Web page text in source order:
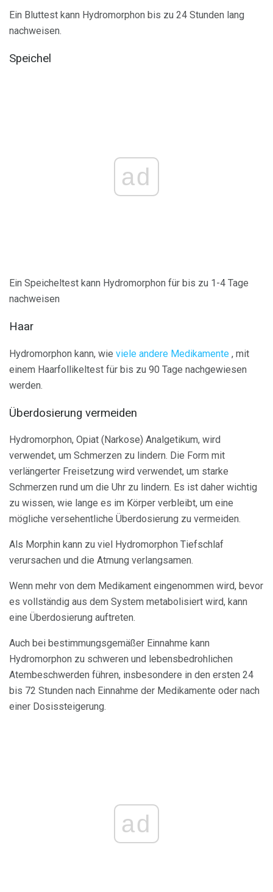
Ein Bluttest kann Hydromorphon bis zu 24 Stunden lang
nachweisen.
Speichel
ad
Ein Speicheltest kann Hydromorphon für bis zu 1-4 Tage
nachweisen
Haar
Hydromorphon kann, wie viele andere Medikamente , mit
einem Haarfollikeltest für bis zu 90 Tage nachgewiesen
werden.
Überdosierung vermeiden
Hydromorphon, Opiat (Narkose) Analgetikum, wird
verwendet, um Schmerzen zu lindern. Die Form mit
verlängerter Freisetzung wird verwendet, um starke
Schmerzen rund um die Uhr zu lindern. Es ist daher wichtig
zu wissen, wie lange es im Körper verbleibt, um eine
mögliche versehentliche Überdosierung zu vermeiden.
Als Morphin kann zu viel Hydromorphon Tiefschlaf
verursachen und die Atmung verlangsamen.
Wenn mehr von dem Medikament eingenommen wird, bevor
es vollständig aus dem System metabolisiert wird, kann
eine Überdosierung auftreten.
Auch bei bestimmungsgemäßer Einnahme kann
Hydromorphon zu schweren und lebensbedrohlichen
Atembeschwerden führen, insbesondere in den ersten 24
bis 72 Stunden nach Einnahme der Medikamente oder nach
einer Dosissteigerung.
ad